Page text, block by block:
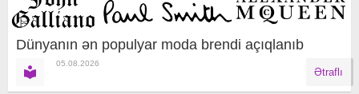
Dünyanın ən populyar moda brendi açıqlanıb
05.08.2026
Ətraflı